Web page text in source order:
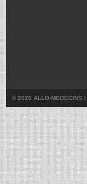
© 2026 ALLO-MÉDECINS |